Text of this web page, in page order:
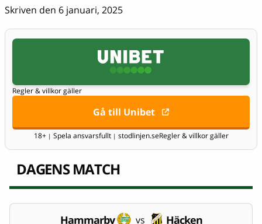
Skriven den 6 januari, 2025
Regler & villkor gäller
Gå till Unibet
18+ | Spela ansvarsfullt | stodlinjen.seRegler & villkor gäller
DAGENS MATCH
Hammarby vs Häcken